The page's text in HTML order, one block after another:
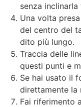
senza
Una volta
del centro del
dito più lungo.
Traccia delle
questi punti e
Se hai usato il
direttamente la
Fai riferimento